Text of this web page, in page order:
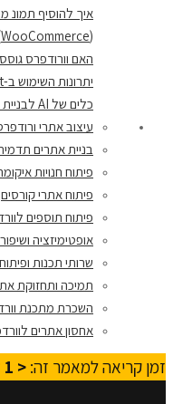
איך להוסיף תמונ
(WooCommerce)
האם וורודפרס
יתרונות השימוש ב-React עם וורדפרס: מדריך יסודי
כלים של AI לבניית אתרים: 5 הפתרונות המובילים ב-2025
עיצוב אתרי
בניית אתרים
פיתוח חנויות
פיתוח אתרי קורסים
פיתוח תוספים
אופטימיזציה
שרותי תכנות
תמיכה ותחזוקת
השכרת מתכנת
אחסון אתרים
זמן קריאה למאמר זה: < 1